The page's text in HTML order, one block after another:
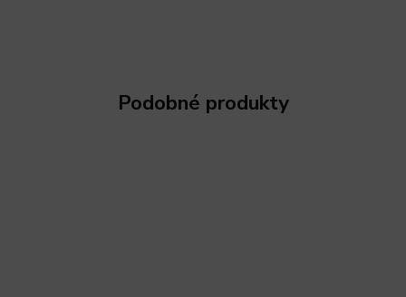
Podobné produkty